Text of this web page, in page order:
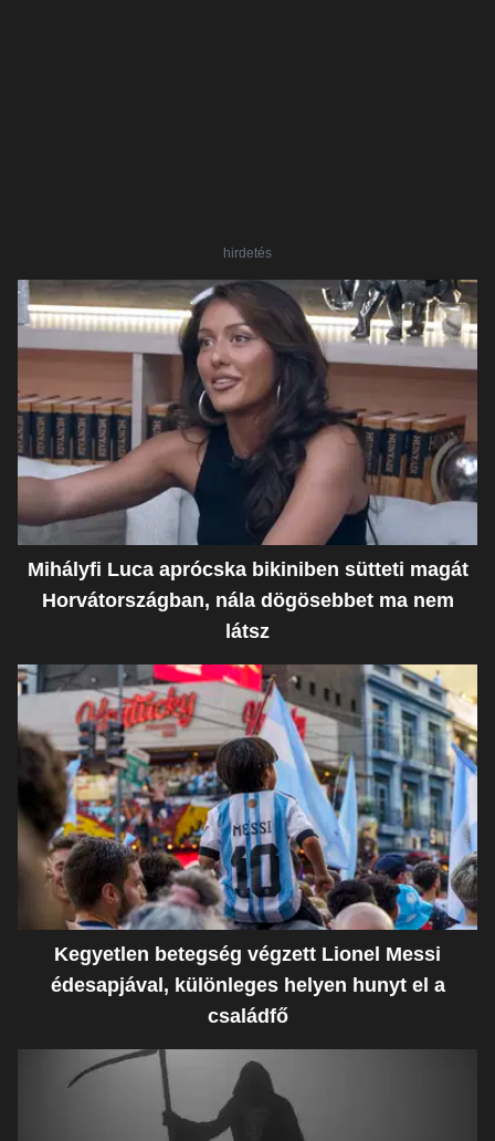
hirdetés
Mihályfi Luca aprócska bikiniben sütteti magát
Horvátországban, nála dögösebbet ma nem
látsz
Kegyetlen betegség végzett Lionel Messi
édesapjával, különleges helyen hunyt el a
családfő